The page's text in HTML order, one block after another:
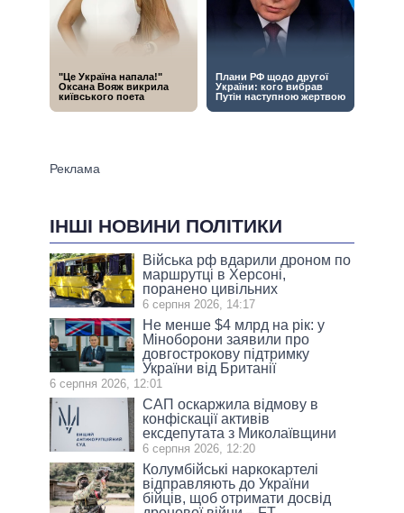
ІНШІ НОВИНИ ПОЛІТИКИ
Війська рф вдарили дроном по
маршрутці в Херсоні,
поранено цивільних
6 серпня 2026, 14:17
Не менше $4 млрд на рік: у
Міноборони заявили про
довгострокову підтримку
України від Британії
6 серпня 2026, 12:01
САП оскаржила відмову в
конфіскації активів
ексдепутата з Миколаївщини
6 серпня 2026, 12:20
Колумбійські наркокартелі
відправляють до України
бійців, щоб отримати досвід